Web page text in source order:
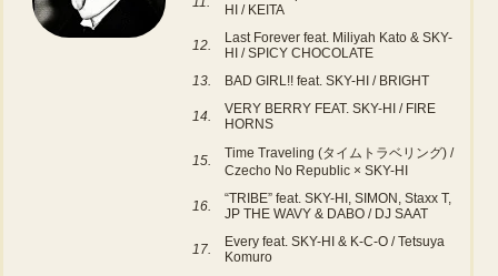
HI / KEITA
12.
Last Forever feat. Miliyah Kato & SKY-
HI / SPICY CHOCOLATE
13.
BAD GIRL!! feat. SKY-HI / BRIGHT
14.
VERY BERRY FEAT. SKY-HI / FIRE
HORNS
15.
Time Traveling (タイムトラベリング) /
Czecho No Republic × SKY-HI
16.
“TRIBE” feat. SKY-HI, SIMON, Staxx T,
JP THE WAVY & DABO / DJ SAAT
17.
Every feat. SKY-HI & K-C-O / Tetsuya
Komuro